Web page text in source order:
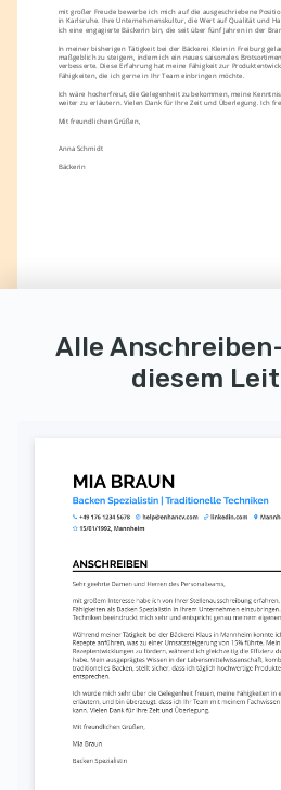
mit großer Freude bewerbe ich mich auf die ausgeschriebene
in Karlsruhe. Ihre Unternehmenskultur, die Wert auf Qualität und
ich eine engagierte Bäckerin bin, die seit über fünf Jahren in der
In meiner bisherigen Tätigkeit bei der Bäckerei Klein in Freiburg
maßgeblich zu steigern, indem ich ein neues saisonales
verbesserte. Diese Erfahrung hat meine Fähigkeit zur
Fähigkeiten, die ich gerne in Ihr Team einbringen möchte.
Ich wäre hocherfreut, die Gelegenheit zu bekommen, meine
weiter zu erläutern. Vielen Dank für Ihre Zeit und Überlegung. Ich
Mit freundlichen Grüßen,
Anna Schmidt
Bäckerin
Alle
diesem